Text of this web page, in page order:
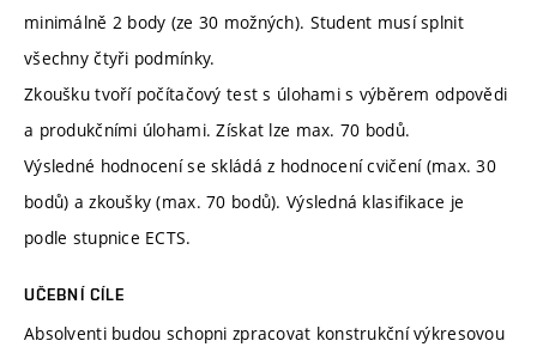
minimálně 2 body (ze 30 možných). Student musí splnit
všechny čtyři podmínky.
Zkoušku tvoří počítačový test s úlohami s výběrem odpovědi
a produkčními úlohami. Získat lze max. 70 bodů.
Výsledné hodnocení se skládá z hodnocení cvičení (max. 30
bodů) a zkoušky (max. 70 bodů). Výsledná klasifikace je
podle stupnice ECTS.
UČEBNÍ CÍLE
Absolventi budou schopni zpracovat konstrukční výkresovou